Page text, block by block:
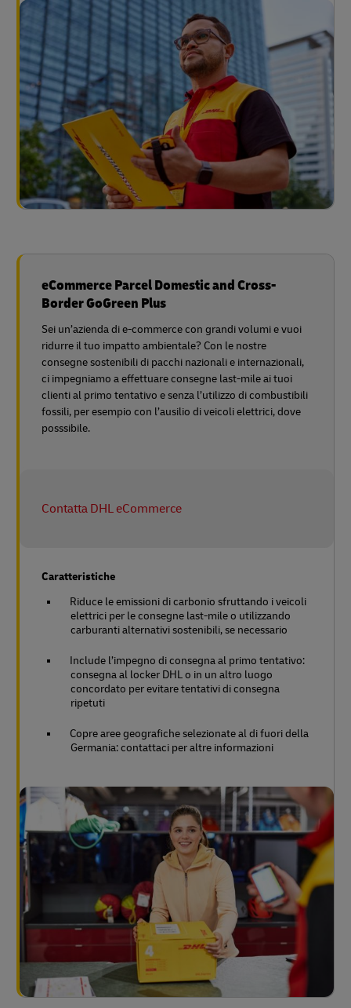
eCommerce Parcel Domestic and Cross-
Border GoGreen Plus
Sei un’azienda di e-commerce con grandi volumi e vuoi
ridurre il tuo impatto ambientale? Con le nostre
consegne sostenibili di pacchi nazionali e internazionali,
ci impegniamo a effettuare consegne last-mile ai tuoi
clienti al primo tentativo e senza l’utilizzo di combustibili
fossili, per esempio con l’ausilio di veicoli elettrici, dove
posssibile.
Contatta DHL eCommerce
Caratteristiche
Riduce le emissioni di carbonio sfruttando i veicoli
elettrici per le consegne last-mile o utilizzando
carburanti alternativi sostenibili, se necessario
Include l’impegno di consegna al primo tentativo:
consegna al locker DHL o in un altro luogo
concordato per evitare tentativi di consegna
ripetuti
Copre aree geografiche selezionate al di fuori della
Germania: contattaci per altre informazioni